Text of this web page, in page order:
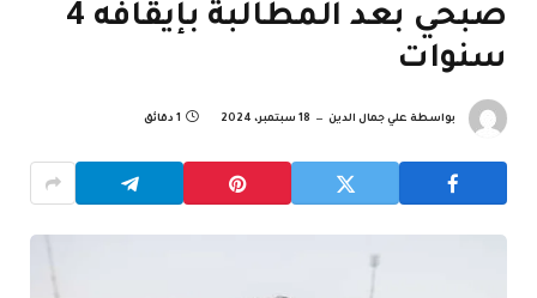
صبحي بعد المطالبة بإيقافه 4
سنوات
بواسطة علي جمال الدين 18 سبتمبر، 2024 1 دقائق